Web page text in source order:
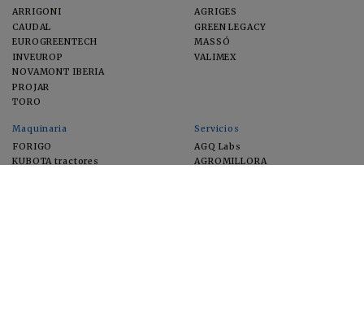
ARRIGONI
CAUDAL
EUROGREENTECH
INVEUROP
NOVAMONT IBERIA
PROJAR
TORO
AGRIGES
GREEN LEGACY
MASSÓ
VALIMEX
Maquinaria
FORIGO
KUBOTA tractores
Servicios
AGQ Labs
AGROMILLORA